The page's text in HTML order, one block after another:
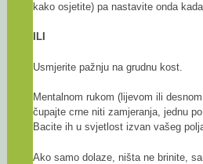
kako osjetite) pa nastavite onda
ILI
Usmjerite pažnju na grudnu kost.
Mentalnom rukom (lijevom ili
čupajte crne niti zamjeranja, jednu
Bacite ih u svjetlost izvan vašeg
Ako samo dolaze, ništa ne brinite,